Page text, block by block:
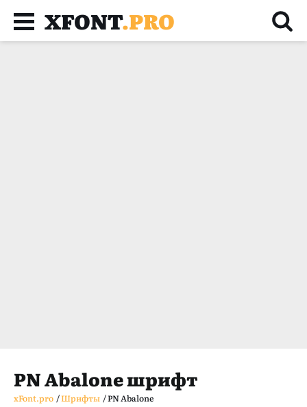
XFONT.PRO
PN Abalone шрифт
xFont.pro /Шрифты /PN Abalone